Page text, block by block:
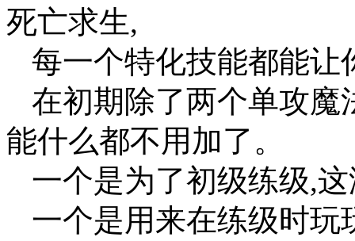
死亡求生,
每一个特化技能都能让
在初期除了两个单攻魔
能什么都不用加了。
一个是为了初级练级,
一个是用来在练级时玩